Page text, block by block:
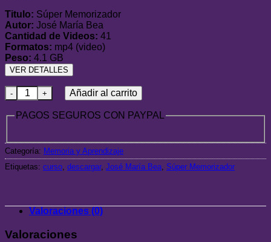
Titulo: Súper Memorizador
Autor: José María Bea
Cantidad de Videos: 41
Formatos: mp4 (video)
Peso: 4.1 GB
VER DETALLES
Súper Memorizador - José María Bea cantidad
Añadir al carrito
PAGOS SEGUROS CON PAYPAL
Categoría: Memoria y Aprendizaje
Etiquetas: curso descargar, José María Bea Súper Memorizador
Valoraciones (0)
Valoraciones